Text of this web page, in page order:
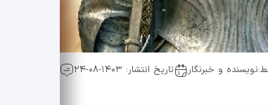
نویسنده و خبرنگار تاریخ انتشار: ۱۴۰۳-۰۸-۲۴